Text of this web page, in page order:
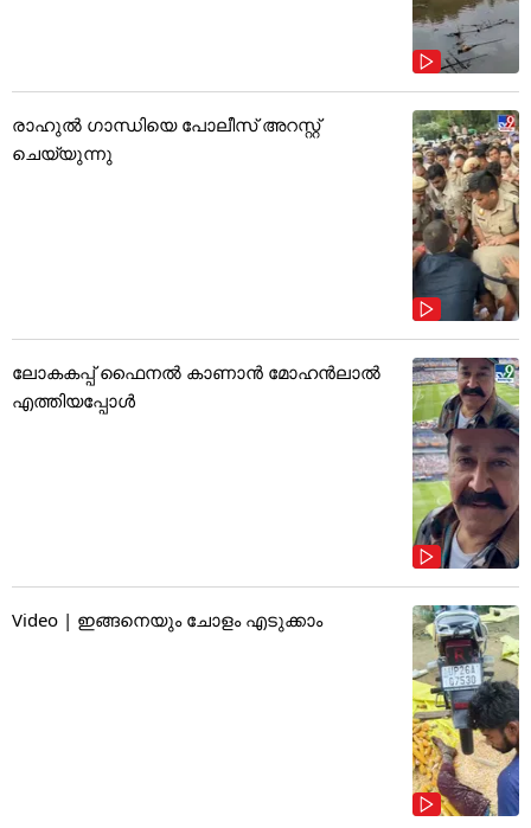
രാഹുൽ ഗാന്ധിയെ പോലീസ് അറസ്റ്റ്
ചെയ്യുന്നു
ലോകകപ്പ് ഫൈനൽ കാണാൻ മോഹൻലാൽ
എത്തിയപ്പോൾ
Video | ഇങ്ങനെയും ചോളം എടുക്കാം